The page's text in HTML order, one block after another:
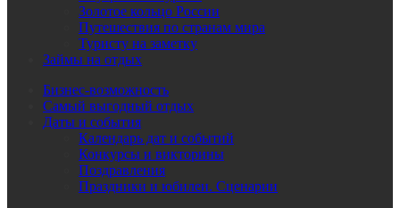
Золотое кольцо России
Путешествия по странам мира
Туристу на заметку
Займы на отдых
Бизнес-возможность
Самый выгодный отдых
Даты и события
Календарь дат и событий
Конкурсы и викторины
Поздравления
Праздники и юбилеи. Сценарии